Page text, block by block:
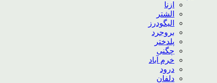
ازنا
الشتر
الیگودرز
بروجرد
پلدختر
چگنی
خرم آباد
درود
دلفان